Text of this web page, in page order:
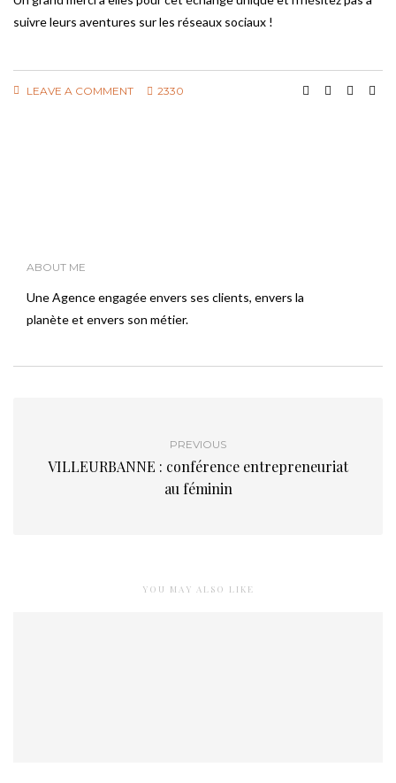
suivre leurs aventures sur les réseaux sociaux !
LEAVE A COMMENT 2330
ABOUT ME
Une Agence engagée envers ses clients, envers la
planète et envers son métier.
PREVIOUS
VILLEURBANNE : conférence entrepreneuriat
au féminin
YOU MAY ALSO LIKE